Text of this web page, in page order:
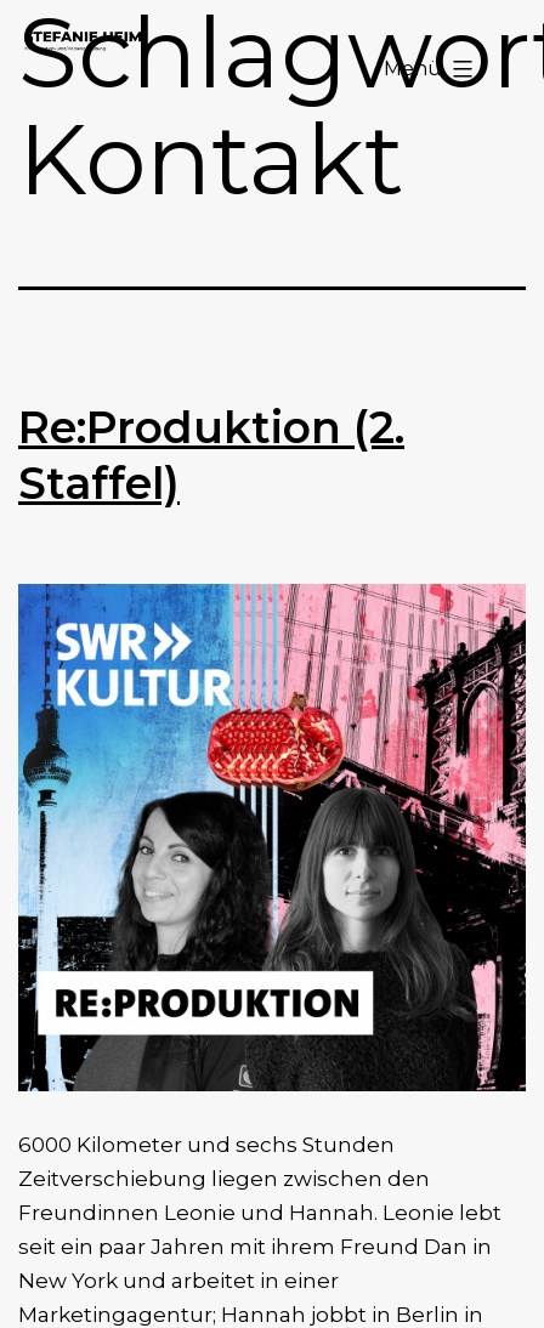
Zum
Inhalt
Stefanie
Heim
Menü
Kontakt
Re:Produktion (2.
Staffel)
6000 Kilometer und sechs Stunden
Zeitverschiebung liegen zwischen den
Freundinnen Leonie und Hannah. Leonie lebt
seit ein paar Jahren mit ihrem Freund Dan in
New York und arbeitet in einer
Marketingagentur; Hannah jobbt in Berlin in